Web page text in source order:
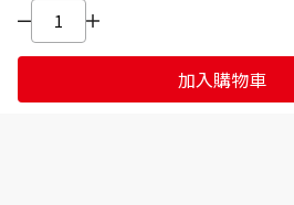
加入購物車